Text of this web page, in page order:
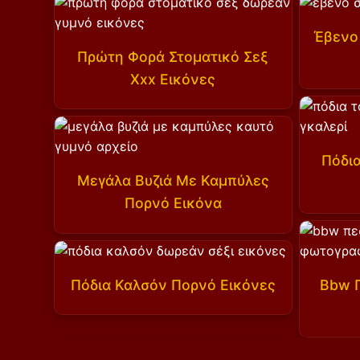
Πρώτη Φορά Στοματικό Σεξ
Xxx Εικόνες
Μεγάλα Βυζιά Με Καμπύλες
Πορνό Εικόνα
Πόδια Καλσόν Πορνό Εικόνες Bbw